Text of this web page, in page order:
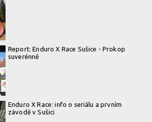
Report: Enduro X Race Sušice - Prokop
suverénně
Enduro X Race: info o seriálu a prvním
závodě v Sušici